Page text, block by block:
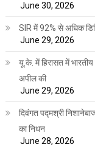
June 30, 2026
SIR में 92% से अधिक
June 29, 2026
यू.के. में हिरासत में
अपील की
June 29, 2026
दिवंगत पद्मश्री
का निधन
June 28, 2026